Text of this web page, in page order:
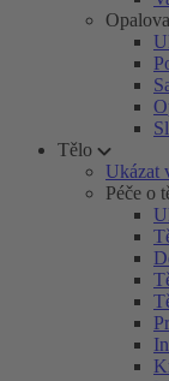
Tělo
Ukázat
Péče o